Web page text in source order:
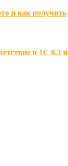
и как получить
в 1С 8.3